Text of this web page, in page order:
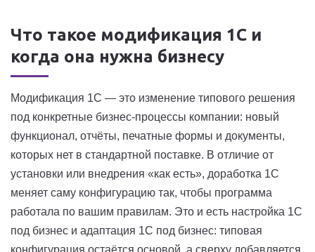
Что такое модификация 1С и
когда она нужна бизнесу
Модификация 1С — это изменение типового решения
под конкретные бизнес-процессы компании: новый
функционал, отчёты, печатные формы и документы,
которых нет в стандартной поставке. В отличие от
установки или внедрения «как есть», доработка 1С
меняет саму конфигурацию так, чтобы программа
работала по вашим правилам. Это и есть настройка 1С
под бизнес и адаптация 1С под бизнес: типовая
конфигурация остаётся основой, а сверху добавляется